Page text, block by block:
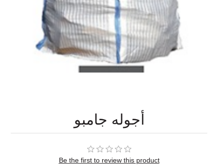
أجوله جامبو
Be the first to review this product